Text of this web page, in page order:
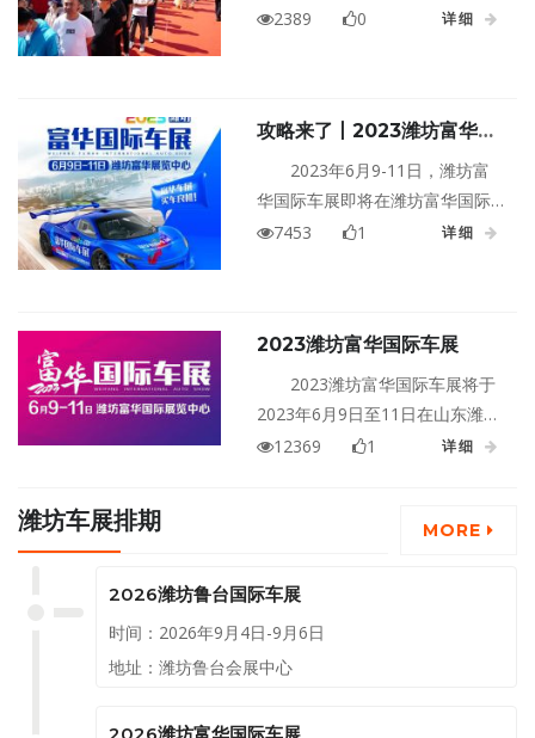
开幕！作为潍坊大型国际车展，
商用、商务、豪华等车型。品牌
齐聚，联动全城，一站式、全方
位满足大家的观赏与选购需求。
2389 0 详细
攻略来了丨2023潍坊富华国
际车展6月9日即将在富华国
际展览中心盛大启幕！
2023年6月9-11日，潍坊富
华国际车展即将在潍坊富华国际
展览中心启幕！本届车展吸引了
到现场的观众带来丰富的福利和
活动。让利到位，价格到底，让
每一位顾客享受到最好的购车体
验。
7453 1 详细
2023潍坊富华国际车展
2023潍坊富华国际车展将于
2023年6月9日至11日在山东潍坊
富华国际展览中心盛大举行！
12369 1 详细
潍坊车展排期 MORE
2026潍坊鲁台国际车展
时间：2026年9月4日-9月6日
地址：潍坊鲁台会展中心